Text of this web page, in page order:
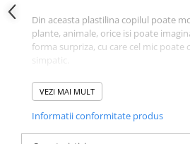
Din aceasta plastilina copilul poate
plante, animale, orice isi poate
forma surpriza, cu care cel mic poate
simpatic.
Modelarea platilinei dezvolta
imaginatia, atentia, memoria si
mainilor.
VEZI MAI MULT
Informatii conformitate produs